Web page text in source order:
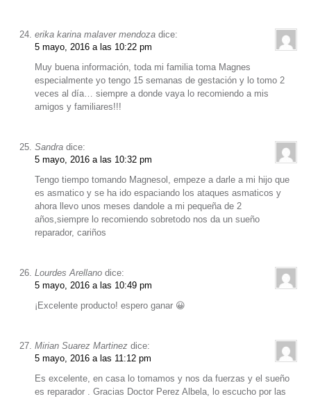
erika karina malaver mendoza dice:
5 mayo, 2016 a las 10:22 pm
Muy buena información, toda mi familia toma Magnes
especialmente yo tengo 15 semanas de gestación y lo tomo 2
veces al día… siempre a donde vaya lo recomiendo a mis
amigos y familiares!!!
Sandra dice:
5 mayo, 2016 a las 10:32 pm
Tengo tiempo tomando Magnesol, empeze a darle a mi hijo que
es asmatico y se ha ido espaciando los ataques asmaticos y
ahora llevo unos meses dandole a mi pequeña de 2
años,siempre lo recomiendo sobretodo nos da un sueño
reparador, cariños
Lourdes Arellano dice:
5 mayo, 2016 a las 10:49 pm
¡Excelente producto! espero ganar 😀
Mirian Suarez Martinez dice:
5 mayo, 2016 a las 11:12 pm
Es excelente, en casa lo tomamos y nos da fuerzas y el sueño
es reparador . Gracias Doctor Perez Albela, lo escucho por las